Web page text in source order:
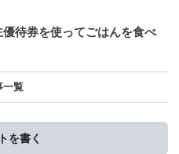
待券を使ってごはんを食べ
一覧
を書く